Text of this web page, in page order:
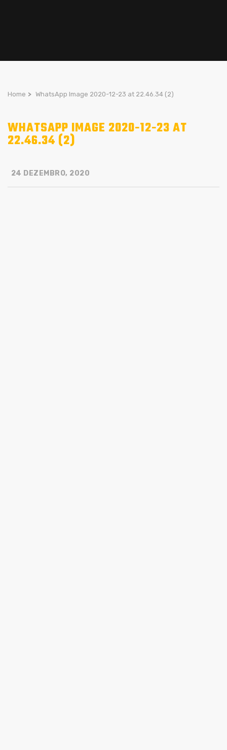
Home > WhatsApp Image 2020-12-23 at 22.46.34 (2)
WHATSAPP IMAGE 2020-12-23 AT
22.46.34 (2)
24 DEZEMBRO, 2020